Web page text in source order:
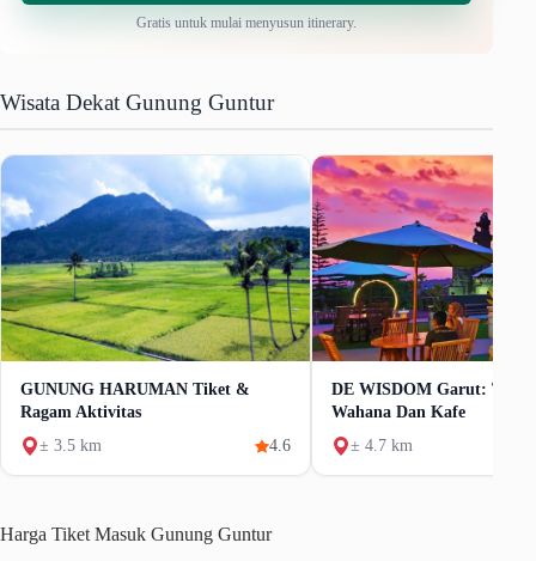
Gratis untuk mulai menyusun itinerary.
Wisata Dekat Gunung Guntur
GUNUNG HARUMAN Tiket &
Ragam Aktivitas
± 3.5 km
4.6
DE WISDOM Garut: Tiket
Wahana Dan Kafe
± 4.7 km
Harga Tiket Masuk Gunung Guntur